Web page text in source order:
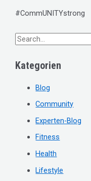
#CommUNITYstrong
S
c
Kategorien
Blog
Community
Experten-Blog
Fitness
Health
Lifestyle